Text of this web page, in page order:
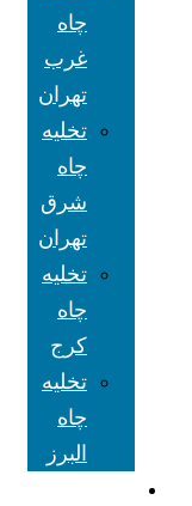
چاه
غرب
تهران
تخلیه
چاه
شرق
تهران
تخلیه
چاه
کرج
تخلیه
چاه
البرز